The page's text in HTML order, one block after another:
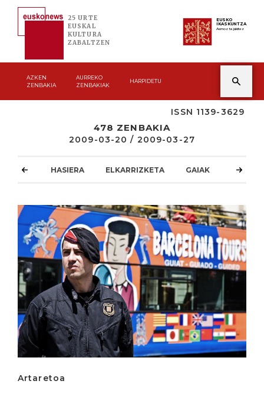
25 URTE
EUSKAL
KULTURA
ZABALTZEN
EUSKO
IKASKUNTZA
Asmoz ta jakitez
AZKEN
ZENBAKIA
AURREKO
ZENBAKIAK
HARPIDETU
ISSN 1139-3629
478 ZENBAKIA
2009-03-20 / 2009-03-27
HASIERA ELKARRIZKETA GAIAK
Artaretoa